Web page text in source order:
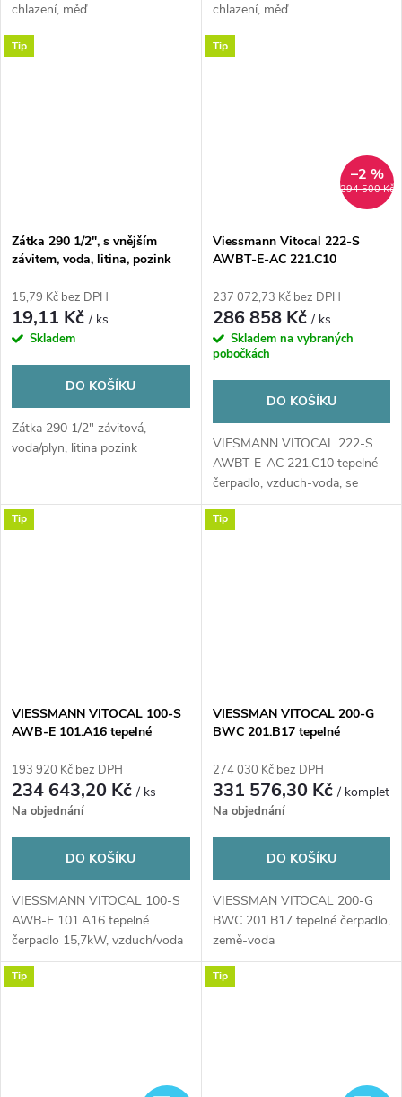
chlazení, měď
chlazení, měď
Tip
Zátka 290 1/2", s vnějším
závitem, voda, litina, pozink
15,79 Kč bez DPH
19,11 Kč/ ks
Skladem
DO KOŠÍKU
Zátka 290 1/2" závitová,
voda/plyn, litina pozink
Tip
294 500 Kč
–2 %
Viessmann Vitocal 222-S
AWBT-E-AC 221.C10
237 072,73 Kč bez DPH
286 858 Kč/ ks
Skladem na vybraných
pobočkách
DO KOŠÍKU
VIESMANN VITOCAL 222-S
AWBT-E-AC 221.C10 tepelné
čerpadlo, vzduch-voda, se
zásobníkem 210l
Tip
VIESSMANN VITOCAL 100-S
AWB-E 101.A16 tepelné
voda, venkovní+vnitřní
jednotka
193 920 Kč bez DPH
234 643,20 Kč/ ks
Na objednání
DO KOŠÍKU
VIESSMANN VITOCAL 100-S
AWB-E 101.A16 tepelné
čerpadlo 15,7kW, vzduch/voda
Tip
VIESSMAN VITOCAL 200-G
BWC 201.B17 tepelné
274 030 Kč bez DPH
331 576,30 Kč/ komplet
Na objednání
DO KOŠÍKU
VIESSMAN VITOCAL 200-G
BWC 201.B17 tepelné čerpadlo,
země-voda
Tip Tip